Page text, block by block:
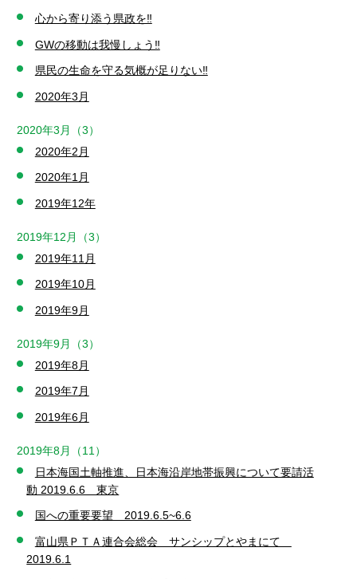
心から寄り添う県政を‼️
GWの移動は我慢しょう‼️
県民の生命を守る気概が足りない‼️
2020年3月
2020年3月（3）
2020年2月
2020年1月
2019年12年
2019年12月（3）
2019年11月
2019年10月
2019年9月
2019年9月（3）
2019年8月
2019年7月
2019年6月
2019年8月（11）
日本海国土軸推進、日本海沿岸地帯振興について要請活
動 2019.6.6 東京
国への重要要望 2019.6.5~6.6
富山県ＰＴＡ連合会総会 サンシップとやまにて
2019.6.1